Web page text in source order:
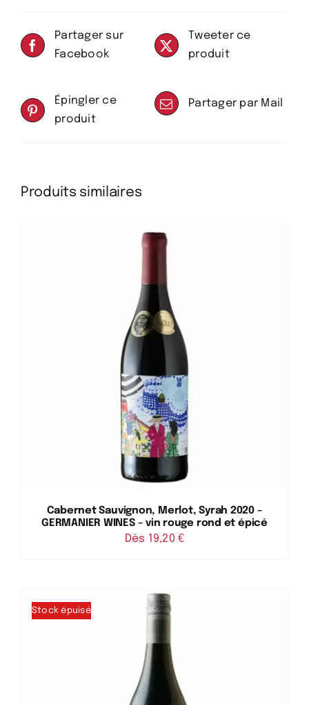
Partager sur
Facebook
Tweeter ce
produit
Épingler ce
produit
Partager par Mail
Produits similaires
Cabernet Sauvignon, Merlot, Syrah 2020 –
GERMANIER WINES – vin rouge rond et épicé
Dès 19,20€
Stock épuisé